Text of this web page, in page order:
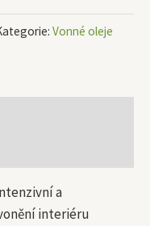
Vonné oleje
a
interiéru